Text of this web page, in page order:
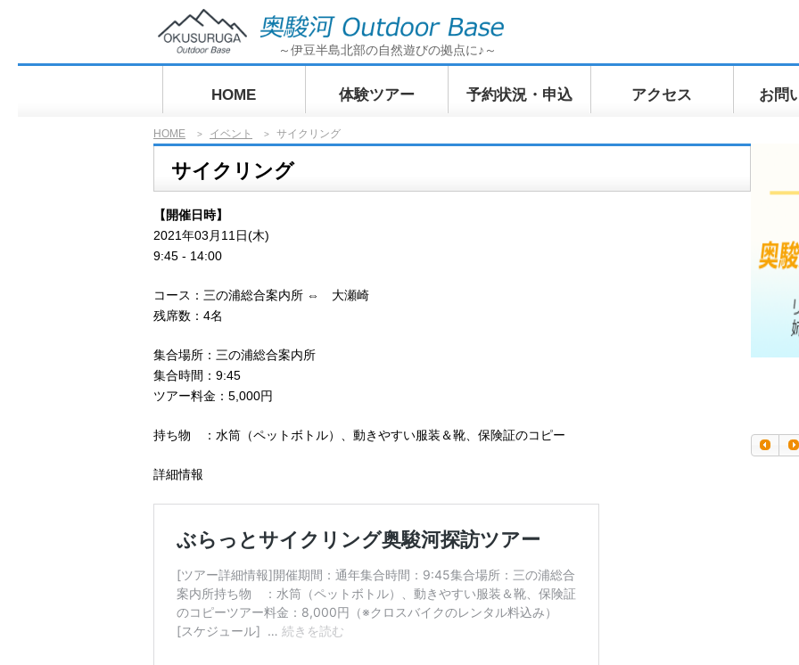
～伊豆半島北部の自然遊びの拠点に♪～
HOME 体験ツアー
ぷかぷ
予約状況・申込 アクセス お問
HOME > イベント > サイクリング
サイクリング
【開催日時】
2021年03月11日(木)
9:45 - 14:00
コース：三の浦総合案内所 ⇔ 大瀬崎
残席数：4名
集合場所：三の浦総合案内所
集合時間：9:45
ツアー料金：5,000円
持ち物 ：水筒（ペットボトル）、動きやすい服装＆靴、保険証のコピー
詳細情報